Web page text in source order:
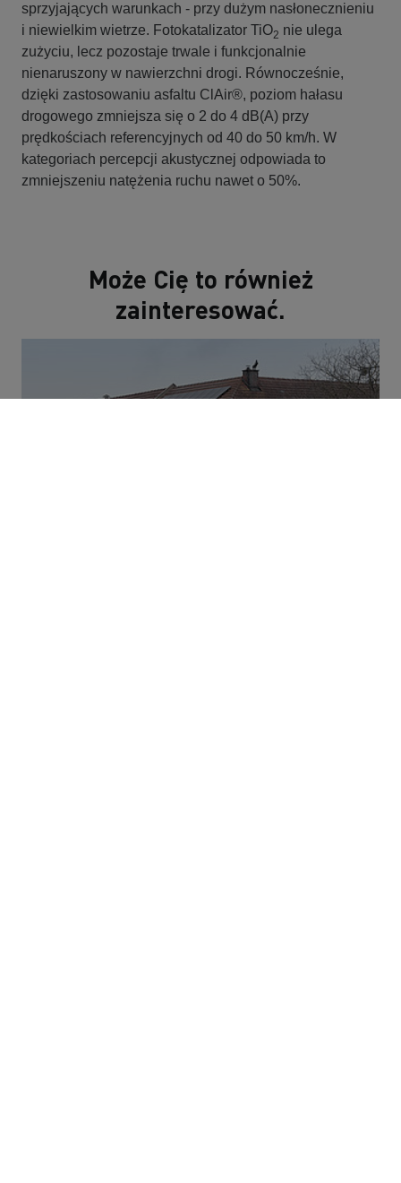
sprzyjających warunkach - przy dużym nasłonecznieniu
i niewielkim wietrze. Fotokatalizator TiO2 nie ulega
zużyciu, lecz pozostaje trwale i funkcjonalnie
nienaruszony w nawierzchni drogi. Równocześnie,
dzięki zastosowaniu asfaltu ClAir®, poziom hałasu
drogowego zmniejsza się o 2 do 4 dB(A) przy
prędkościach referencyjnych od 40 do 50 km/h. W
kategoriach percepcji akustycznej odpowiada to
zmniejszeniu natężenia ruchu nawet o 50%.
Może Cię to również
zainteresować.